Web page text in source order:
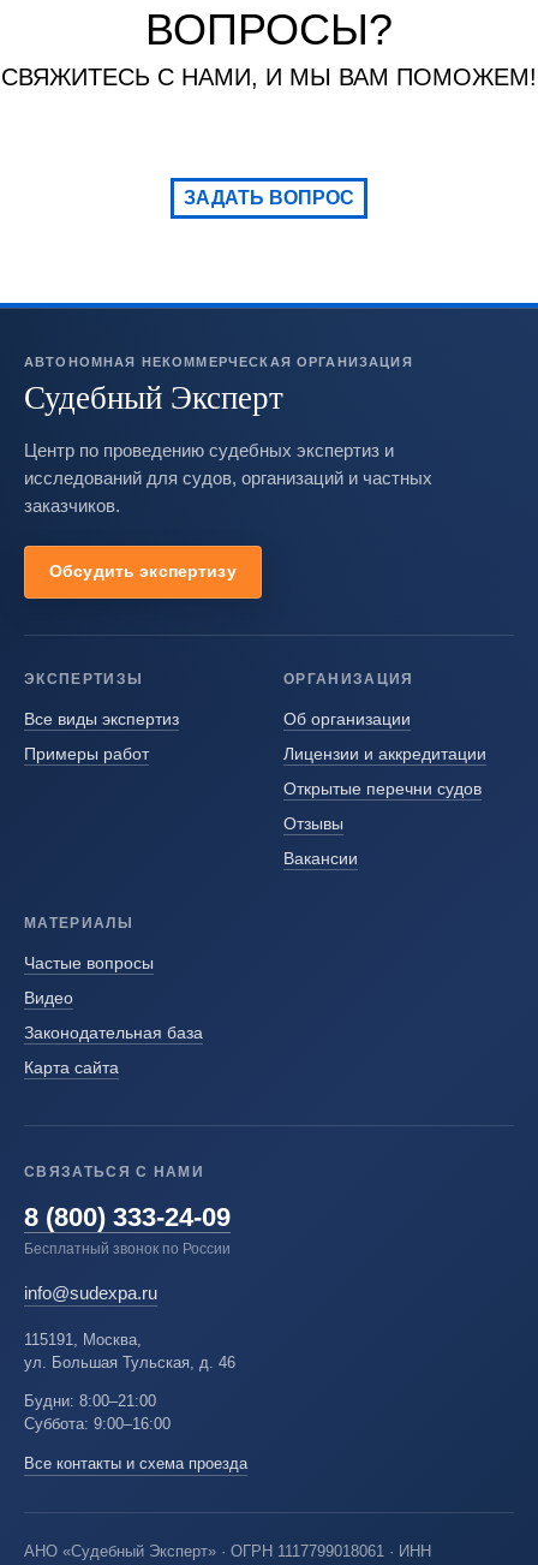
ВОПРОСЫ?
СВЯЖИТЕСЬ С НАМИ, И МЫ ВАМ ПОМОЖЕМ!
ЗАДАТЬ ВОПРОС
АВТОНОМНАЯ НЕКОММЕРЧЕСКАЯ ОРГАНИЗАЦИЯ
Судебный Эксперт
Центр по проведению судебных экспертиз и
исследований для судов, организаций и частных
заказчиков.
Обсудить экспертизу
ЭКСПЕРТИЗЫ
Все виды экспертиз
Примеры работ
ОРГАНИЗАЦИЯ
Об организации
Лицензии и аккредитации
Открытые перечни судов
Отзывы
Вакансии
МАТЕРИАЛЫ
Частые вопросы
Видео
Законодательная база
Карта сайта
СВЯЗАТЬСЯ С НАМИ
8 (800) 333-24-09
Бесплатный звонок по России
info@sudexpa.ru
115191, Москва,
ул. Большая Тульская, д. 46
Будни: 8:00–21:00
Суббота: 9:00–16:00
Все контакты и схема проезда
АНО «Судебный Эксперт» · ОГРН 1117799018061 · ИНН